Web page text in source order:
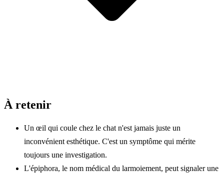
À retenir
Un œil qui coule chez le chat n'est jamais juste un
inconvénient esthétique. C'est un symptôme qui mérite
toujours une investigation.
L'épiphora, le nom médical du larmoiement, peut signaler une